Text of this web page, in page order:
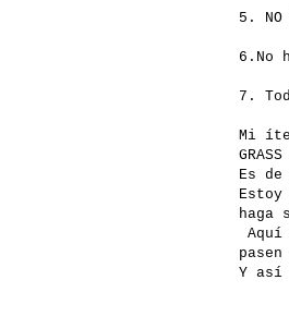
5.
6.No
7.
Mi
GRASS
Es
Estoy
haga
Aquí
Y así